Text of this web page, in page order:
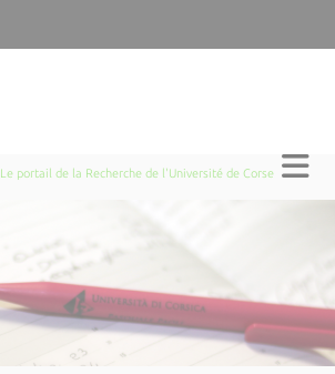
Le portail de la Recherche de l'Université de Corse